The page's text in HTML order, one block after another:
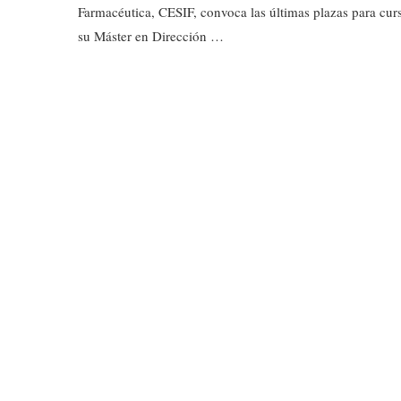
Farmacéutica, CESIF, convoca las últimas plazas para
su Máster en Dirección …